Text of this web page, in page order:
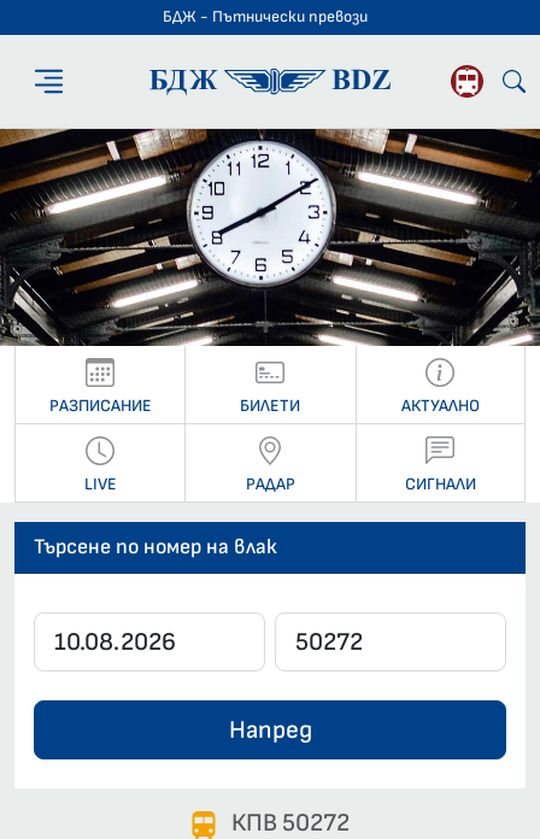
БДЖ - Пътнически превози
БДЖ -
РАЗПИСАНИЕ БИЛЕТИ АКТУАЛНО
LIVE РАДАР СИГНАЛИ
Търсене по номер на влак
Напред
КПВ 50272